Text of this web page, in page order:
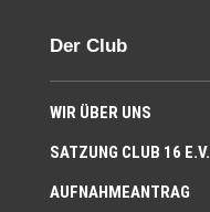
Der Club
WIR ÜBER UNS
SATZUNG CLUB 16 E.V.
AUFNAHMEANTRAG